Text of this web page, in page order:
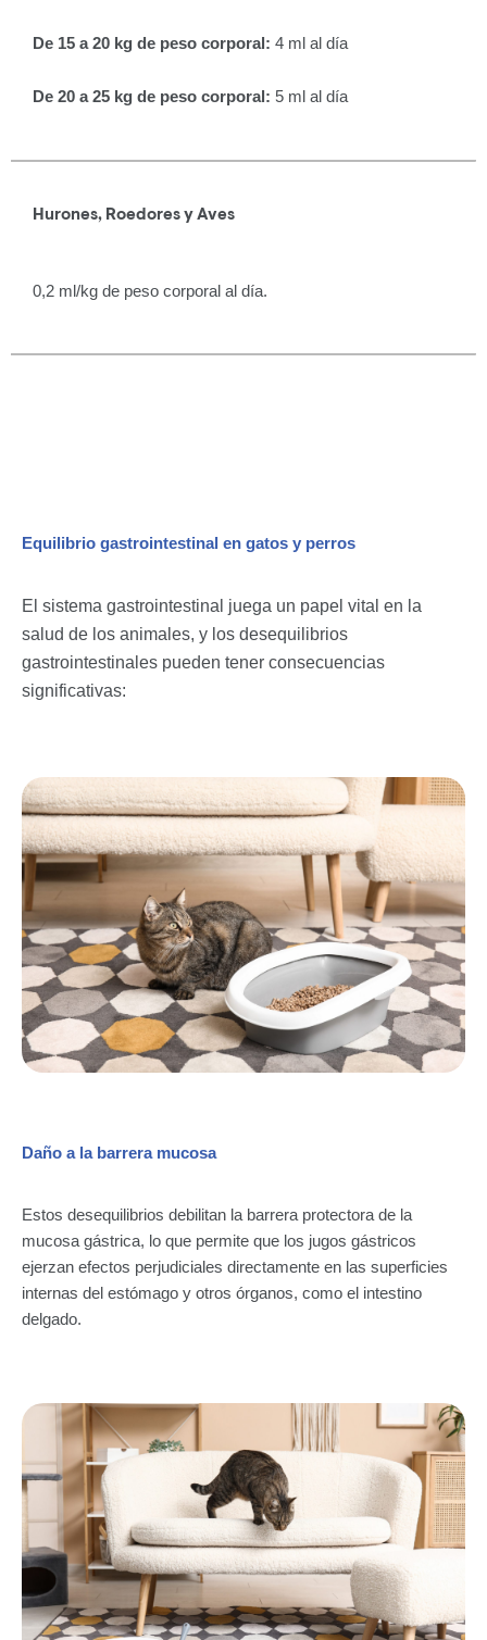
De 15 a 20 kg de peso corporal: 4 ml al día
De 20 a 25 kg de peso corporal: 5 ml al día
Hurones, Roedores y Aves
0,2 ml/kg de peso corporal al día.
Equilibrio gastrointestinal en gatos y perros
El sistema gastrointestinal juega un papel vital en la
salud de los animales, y los desequilibrios
gastrointestinales pueden tener consecuencias
significativas:
Daño a la barrera mucosa
Estos desequilibrios debilitan la barrera protectora de la
mucosa gástrica, lo que permite que los jugos gástricos
ejerzan efectos perjudiciales directamente en las superficies
internas del estómago y otros órganos, como el intestino
delgado.